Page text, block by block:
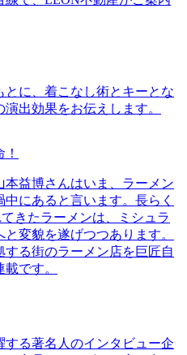
とに、着こなし術とキーとな
出効果をお伝えします。
本益博さんはいま、ラーメン
にあると言います。長らく
きたラーメンは、ミシュラ
変貌を遂げつつあります。
る街のラーメン店を巨匠自
です。
する著名人のインタビュー企